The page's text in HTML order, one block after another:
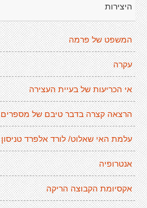
היצירות
המשפט של פרמה
עקרה
אי הכריעות של בעיית העצירה
הרצאה קצרה בדבר טיבם של מספרים
עלמת האי שאלוט/ לורד אלפרד טניסון
אנטרופיה
אקסיומת הקבוצה הריקה